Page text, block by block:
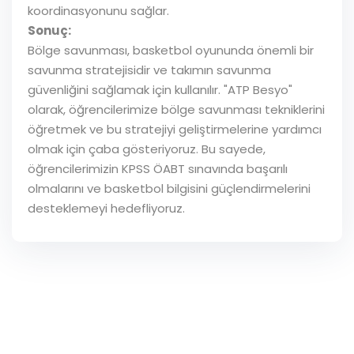
koordinasyonunu sağlar.
Sonuç:
Bölge savunması, basketbol oyununda önemli bir
savunma stratejisidir ve takımın savunma
güvenliğini sağlamak için kullanılır. "ATP Besyo"
olarak, öğrencilerimize bölge savunması tekniklerini
öğretmek ve bu stratejiyi geliştirmelerine yardımcı
olmak için çaba gösteriyoruz. Bu sayede,
öğrencilerimizin KPSS ÖABT sınavında başarılı
olmalarını ve basketbol bilgisini güçlendirmelerini
desteklemeyi hedefliyoruz.